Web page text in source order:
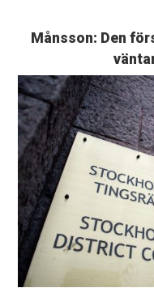
Månsson: Den